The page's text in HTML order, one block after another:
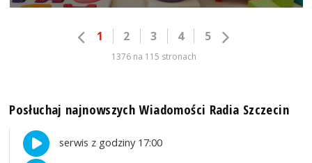
1 2 3 4 5
1376 na 115 stronach
Posłuchaj najnowszych Wiadomości Radia Szczecin
serwis z godziny 17:00